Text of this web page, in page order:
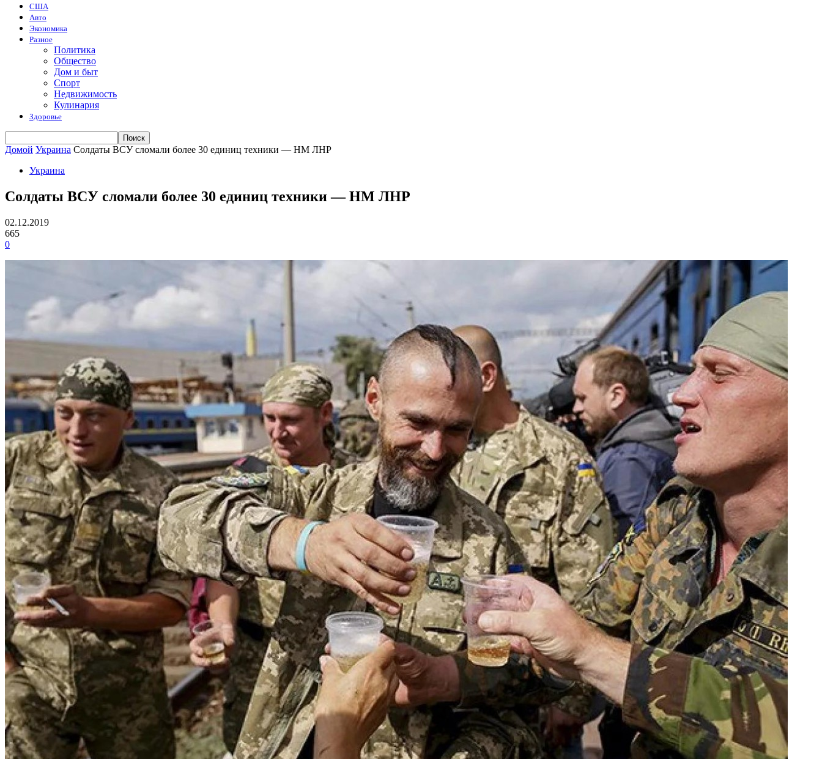
США
Авто
Экономика
Разное
Политика
Общество
Дом и быт
Спорт
Недвижимость
Кулинария
Здоровье
Домой Украина Солдаты ВСУ сломали более 30 единиц техники — НМ ЛНР
Украина
Солдаты ВСУ сломали более 30 единиц техники — НМ ЛНР
02.12.2019
665
0